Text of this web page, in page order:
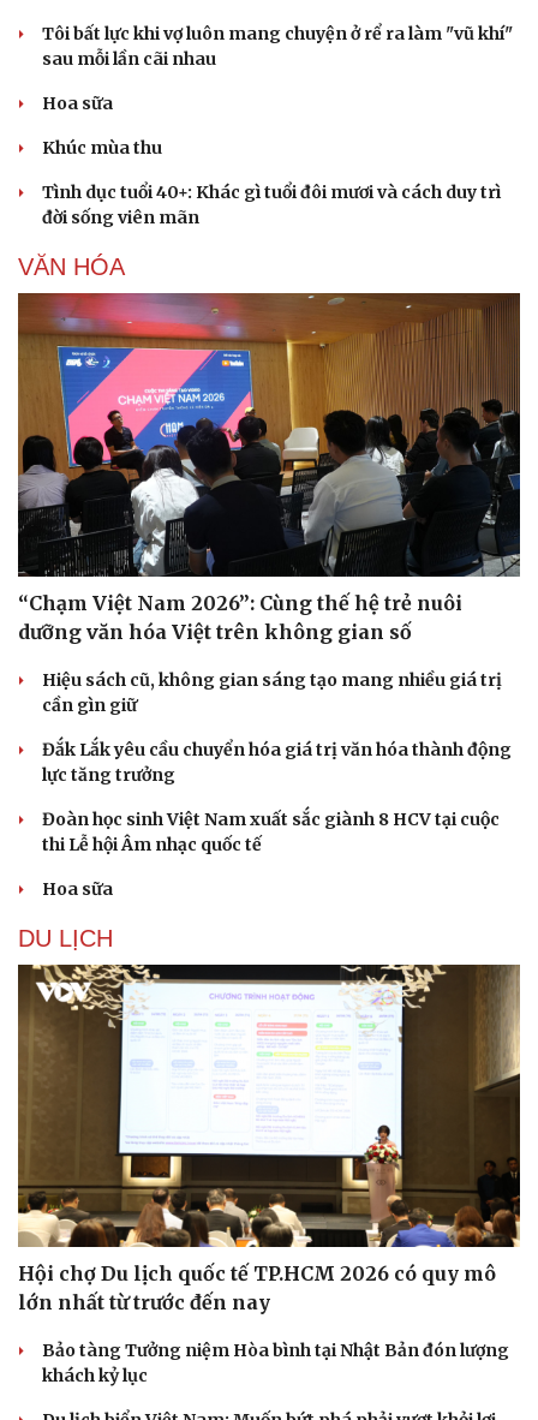
Doanh nghiệp
Thông tin doanh nghiệp
Doanh nghiệp 24h
Doanh nhân
Vì cộng đồng
Sành điệu
Tin Công nghệ
Trải nghiệm
Chuyển đổi số
Tôi bất lực khi vợ luôn mang chuyện ở rể ra làm "vũ khí"
sau mỗi lần cãi nhau
Hoa sữa
Khúc mùa thu
Tình dục tuổi 40+: Khác gì tuổi đôi mươi và cách duy trì
đời sống viên mãn
VĂN HÓA
“Chạm Việt Nam 2026”: Cùng thế hệ trẻ nuôi
dưỡng văn hóa Việt trên không gian số
Hiệu sách cũ, không gian sáng tạo mang nhiều giá trị
cần gìn giữ
Đắk Lắk yêu cầu chuyển hóa giá trị văn hóa thành động
lực tăng trưởng
Đoàn học sinh Việt Nam xuất sắc giành 8 HCV tại cuộc
thi Lễ hội Âm nhạc quốc tế
Hoa sữa
DU LỊCH
Hội chợ Du lịch quốc tế TP.HCM 2026 có quy mô
lớn nhất từ trước đến nay
Bảo tàng Tưởng niệm Hòa bình tại Nhật Bản đón lượng
khách kỷ lục